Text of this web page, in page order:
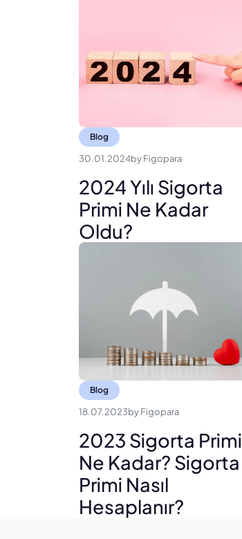
Blog
30.01.2024byFigopara
2024 Yılı Sigorta
Primi Ne Kadar
Oldu?
Blog
18.07.2023byFigopara
2023 Sigorta Primi
Ne Kadar? Sigorta
Primi Nasıl
Hesaplanır?